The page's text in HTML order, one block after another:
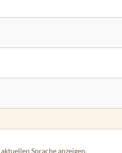
Sprache anzeigen.